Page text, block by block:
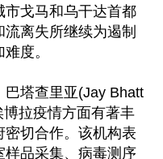
市戈马和乌干达首都
离失所继续为遏制
度。
巴塔查里亚(Jay Bhatt
拉疫情方面有著丰
切合作。该机构表
品采集、病毒测序